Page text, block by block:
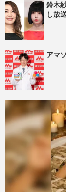
鈴木
し放
アマ